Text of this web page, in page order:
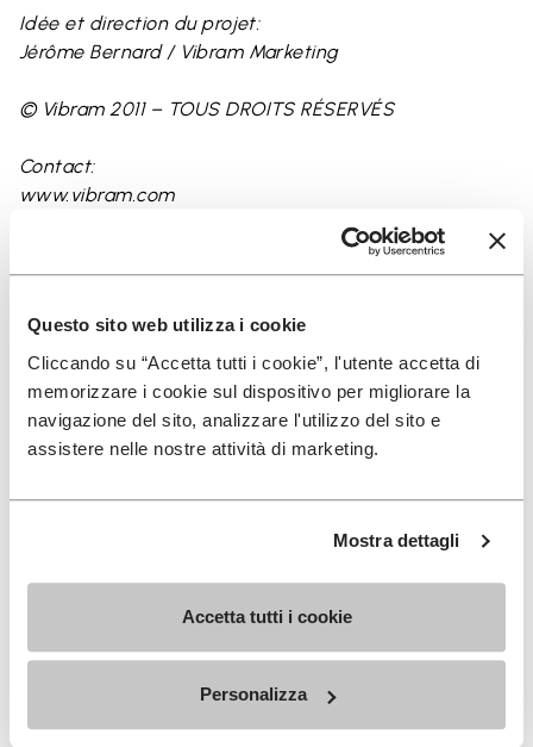
Questo sito web utilizza i cookie
Cliccando su “Accetta tutti i cookie”, l'utente accetta di
memorizzare i cookie sul dispositivo per migliorare la
navigazione del sito, analizzare l'utilizzo del sito e
assistere nelle nostre attività di marketing.
Mostra dettagli
Accetta tutti i cookie
Personalizza
Idée et direction du projet:
Jérôme Bernard / Vibram Marketing
© Vibram 2011 – TOUS DROITS RÉSERVÉS
Contact:
www.vibram.com
En savoir plus